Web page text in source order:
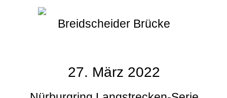
Breidscheider Brücke
27. März 2022